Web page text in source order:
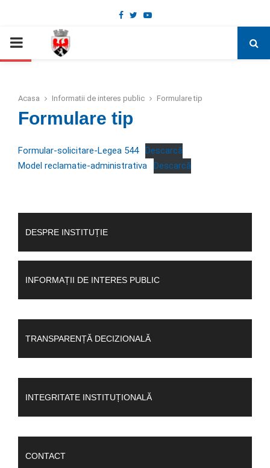
Deschide bara de unelte
Facebook
TwitterYoutube
PRIMARY
Acasa Informatii de interes public Formulare tip
Formulare tip
Formular-solicitare-Legea 544
Descarcă
Model reclamatie-administrativa
Descarcă
DESPRE INSTITUȚIE
INFORMAȚII DE INTERES PUBLIC
TRANSPARENȚĂ DECIZIONALĂ
INTEGRITATE INSTITUȚIONALĂ
CONTACT